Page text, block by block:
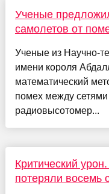
Ученые
самолетов от
Ученые из Научно-
имени короля
математический
помех между
радиовысотомер...
Критический
потеряли восемь